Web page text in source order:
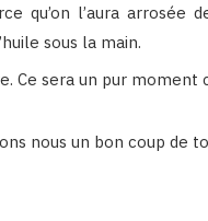
qu’on l’aura arrosée
sous la main.
Ce sera un pur moment
nous un bon coup de